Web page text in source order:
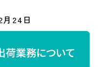
月24日